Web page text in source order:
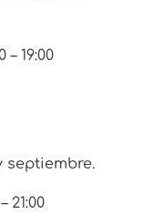
19:00
septiembre.
21:00